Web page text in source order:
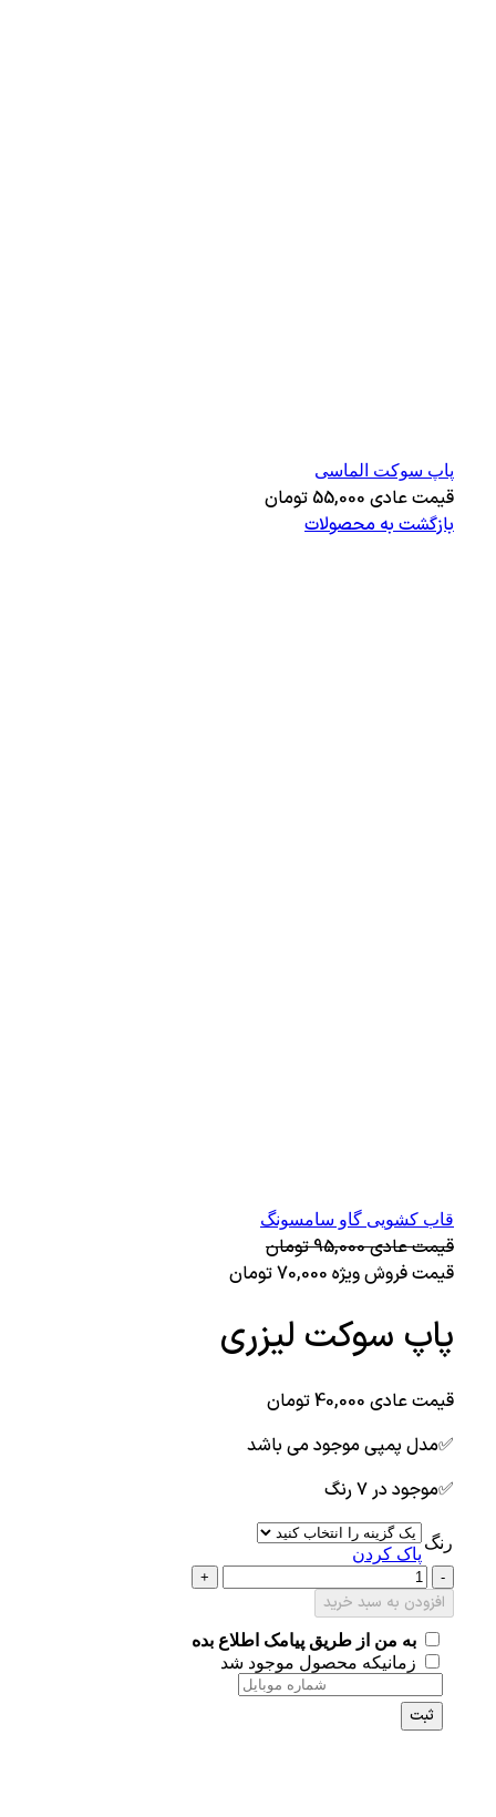
پاپ سوکت الماسی
قیمت عادی 55,000 تومان
بازگشت به محصولات
قاب کشویی گاو سامسونگ
قیمت عادی95,000تومان
قیمت فروش ویژه 70,000تومان
پاپ سوکت لیزری
قیمت عادی 40,000تومان
✅مدل پمپی موجود می باشد
✅موجود در ۷ رنگ
رنگ
پاک کردن
افزودن به سبد خرید
به من از طریق پیامک اطلاع بده
زمانیکه محصول موجود شد
ثبت